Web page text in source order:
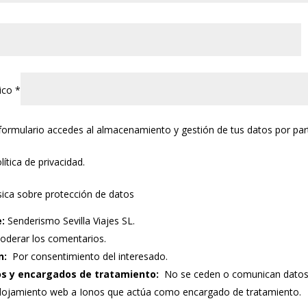
*
accedes al almacenamiento y gestión de tus datos por
de privacidad.
sobre protección de datos
Senderismo Sevilla Viajes SL.
los comentarios.
Por consentimiento del interesado.
y encargados de tratamiento: No se ceden o comunican
web a Ionos que actúa como encargado de tratamiento.